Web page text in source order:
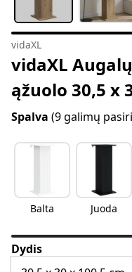
vidaXL
vidaXL
ąžuolo 30,5 x
Spalva (9 galimų
Balta Juoda
Dydis